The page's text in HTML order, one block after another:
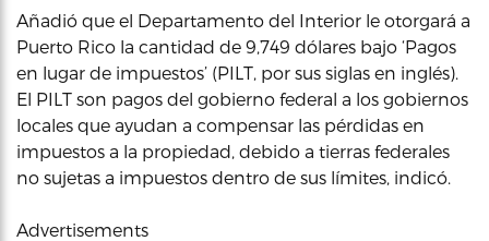
Añadió que el Departamento del Interior le otorgará a
Puerto Rico la cantidad de 9,749 dólares bajo ‘Pagos
en lugar de impuestos’ (PILT, por sus siglas en inglés).
El PILT son pagos del gobierno federal a los gobiernos
locales que ayudan a compensar las pérdidas en
impuestos a la propiedad, debido a tierras federales
no sujetas a impuestos dentro de sus límites, indicó.
Advertisements